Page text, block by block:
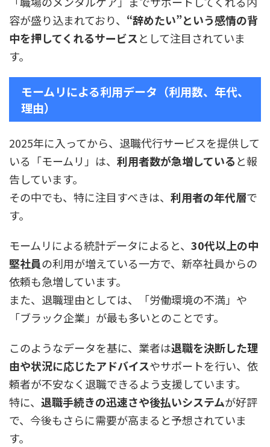
容が盛り込まれており、 “辞めたい”という感情の背
中を押してくれるサービスとして注目されていま
す。
モームリによる利用データ（利用数、年代、
理由）
2025年に入ってから、退職代行サービスを提供して
いる「モームリ」は、 利用者数が急増していると報
告しています。
その中でも、特に注目すべきは、 利用者の年代層で
す。
モームリによる統計データによると、 30代以上の中
堅社員の利用が増えている一方で、新卒社員からの
依頼も急増しています。
また、退職理由としては、「労働環境の不満」や
「ブラック企業」が最も多いとのことです。
このようなデータを基に、業者は退職を決断した理
由や状況に応じたアドバイスやサポートを行い、依
頼者が不安なく退職できるよう支援しています。
特に、 退職手続きの迅速さや後払いシステムが好評
で、今後もさらに需要が高まると予想されていま
す。